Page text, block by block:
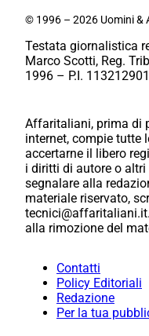
© 1996 – 2026 Uomini &
Testata giornalistica
Marco Scotti, Reg.
1996 – P.I.
Affaritaliani, prima di
internet, compie tutte
accertarne il libero
i diritti di autore o
segnalare alla
materiale riservato,
alla rimozione del
Contatti
Policy Editoriali
Redazione
Per la tua